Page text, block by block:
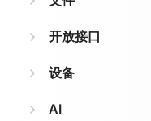
开放接口
设备
AI